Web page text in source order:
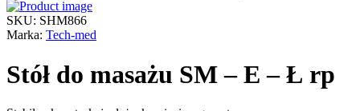
SKU: SHM866
Marka: Tech-med
Stół do masażu SM – E – Ł rp